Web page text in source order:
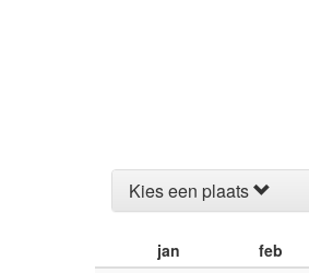
Kies een plaats
jan feb